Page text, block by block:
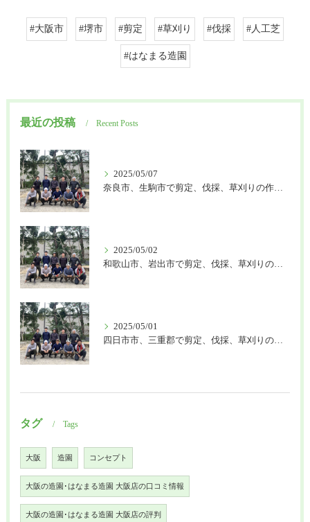
#大阪市 #堺市 #剪定 #草刈り #伐採 #人工芝
#はなまる造園
最近の投稿 Recent Posts
2025/05/07
奈良市、生駒市で剪定、伐採、草刈りの作業を頼むなら はなまる造園
2025/05/02
和歌山市、岩出市で剪定、伐採、草刈りの作業を頼むなら はなまる造園
2025/05/01
四日市市、三重郡で剪定、伐採、草刈りの作業を頼むなら はなまる造園
タグ Tags
大阪 造園 コンセプト
大阪の造園･はなまる造園 大阪店の口コミ情報
大阪の造園･はなまる造園 大阪店の評判